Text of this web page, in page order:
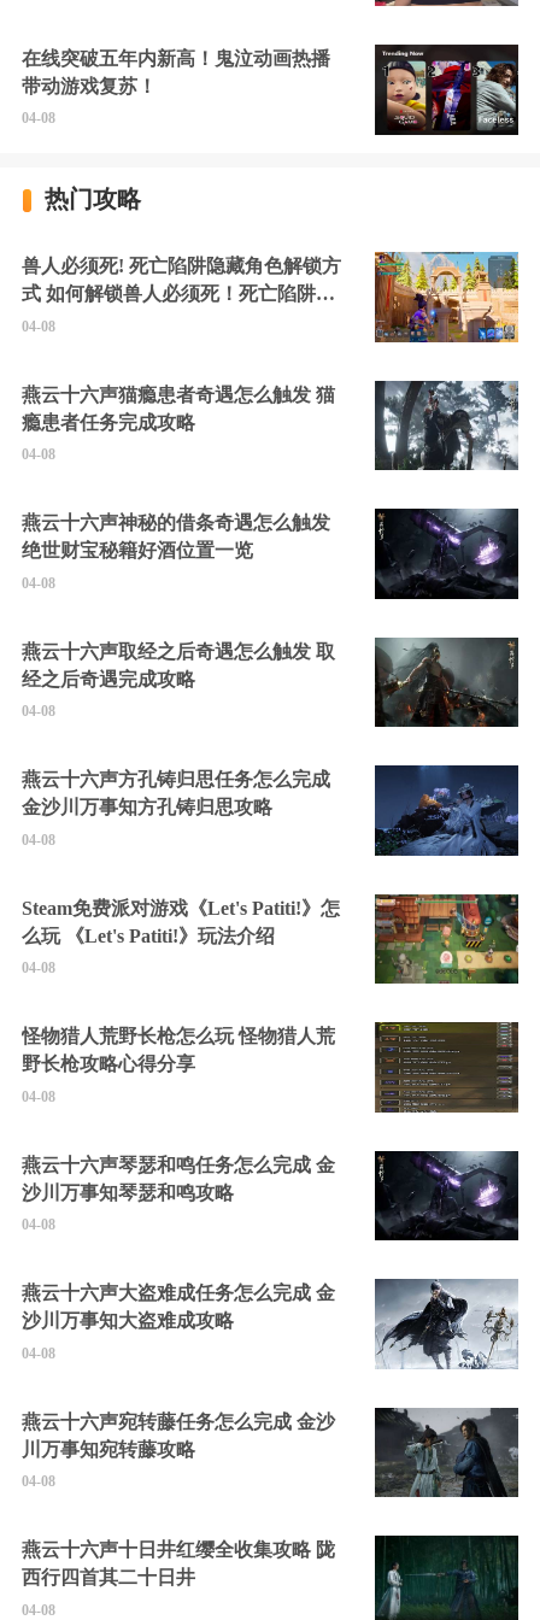
在线突破五年内新高！鬼泣动画热播
带动游戏复苏！
04-08
热门攻略
兽人必须死! 死亡陷阱隐藏角色解锁方
式 如何解锁兽人必须死！死亡陷阱中
的隐藏角色
04-08
燕云十六声猫瘾患者奇遇怎么触发 猫
瘾患者任务完成攻略
04-08
燕云十六声神秘的借条奇遇怎么触发
绝世财宝秘籍好酒位置一览
04-08
燕云十六声取经之后奇遇怎么触发 取
经之后奇遇完成攻略
04-08
燕云十六声方孔铸归思任务怎么完成
金沙川万事知方孔铸归思攻略
04-08
Steam免费派对游戏《Let's Patiti!》怎
么玩 《Let's Patiti!》玩法介绍
04-08
怪物猎人荒野长枪怎么玩 怪物猎人荒
野长枪攻略心得分享
04-08
燕云十六声琴瑟和鸣任务怎么完成 金
沙川万事知琴瑟和鸣攻略
04-08
燕云十六声大盗难成任务怎么完成 金
沙川万事知大盗难成攻略
04-08
燕云十六声宛转藤任务怎么完成 金沙
川万事知宛转藤攻略
04-08
燕云十六声十日井红缨全收集攻略 陇
西行四首其二十日井
04-08